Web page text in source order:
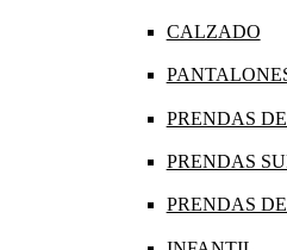
CALZADO
PRENDAS
PRENDAS
PRENDAS